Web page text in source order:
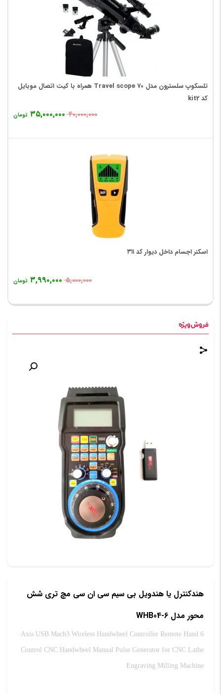
تلسکوپ سلسترون مدل Travel scope 70 همراه با کیت اتصال موبایل
کد kit2
۴۰,۰۰۰,۰۰۰ ۳۵,۰۰۰,۰۰۰ تومان
اسکنر اجسام داخل دیوار کد ۳۱۱
۵,۰۰۰,۰۰۰ ۳,۹۹۰,۰۰۰ تومان
هندکنترل یا هندویل بی سیم سی ان سی مچ تری شش
محور مدل WHB04-6
6 Axis USB Mach3 Wireless Handwheel Controller Remote Hand
Control CNC Handwheel Manual Pulse Generator for CNC Lathe
Engraving Milling Machine